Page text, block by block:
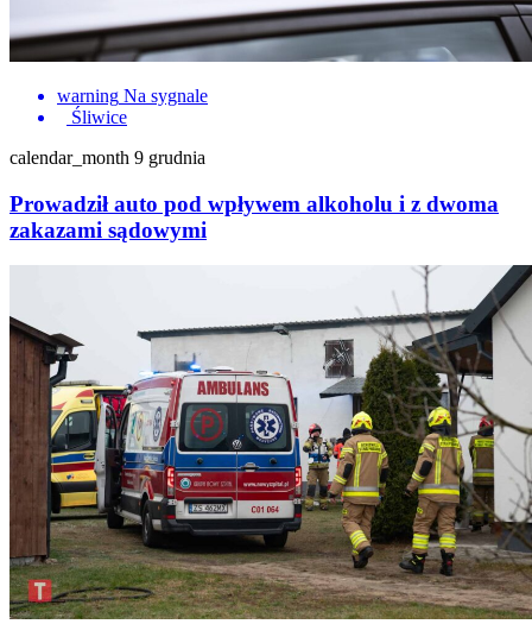
warning Na sygnale
Śliwice
calendar_month 9 grudnia
Prowadził auto pod wpływem alkoholu i z dwoma
zakazami sądowymi